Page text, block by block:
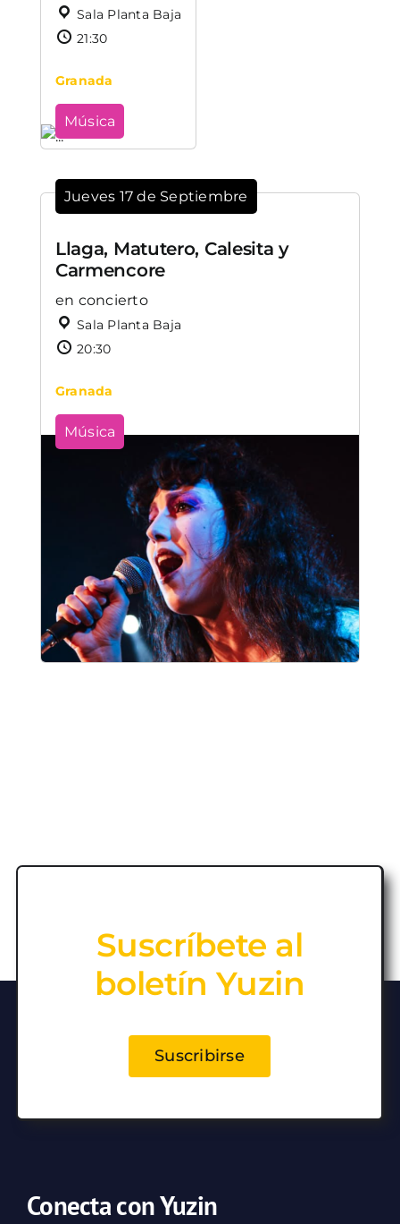
Sala Planta Baja
21:30
Granada
Música
Jueves 17 de Septiembre
Llaga, Matutero, Calesita y
Carmencore
en concierto
Sala Planta Baja
20:30
Granada
Música
Suscríbete al
boletín Yuzin
Suscribirse
Conecta con Yuzin